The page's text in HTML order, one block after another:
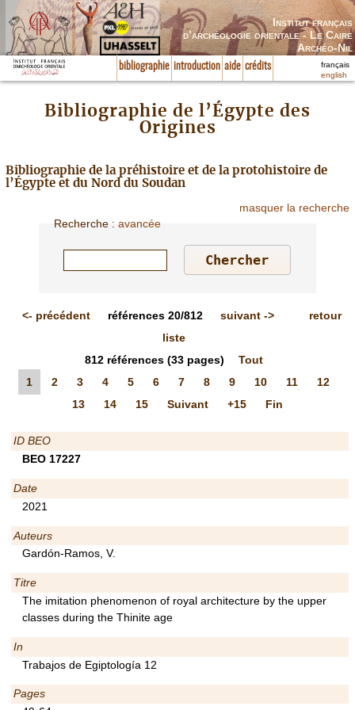
Institut français
d’archéologie orientale - Le Caire
Archéo-Nil
bibliographie introduction aide crédits
français
english
Bibliographie de l’Égypte des
Origines
Bibliographie de la préhistoire et de la protohistoire de
l’Égypte et du Nord du Soudan
masquer la recherche
Recherche :avancée
<- précédent références20/812 suivant->
retour
liste
812 références(33 pages)
Tout
1
2 3 4 5 6 7 8 9 10 11
12
13
14 15 Suivant +15 Fin
ID BEO
BEO 17227
Date
2021
Auteurs
Gardón-Ramos, V.
Titre
The imitation phenomenon of royal architecture by the upper
classes during the Thinite age
In
Trabajos de Egiptología 12
Pages